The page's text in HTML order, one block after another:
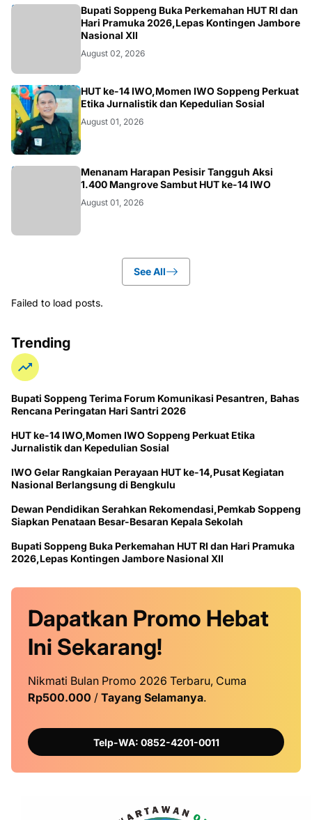
Bupati Soppeng Buka Perkemahan HUT RI dan
Hari Pramuka 2026,Lepas Kontingen Jambore
Nasional XII
August 02, 2026
NEWS
HUT ke-14 IWO,Momen IWO Soppeng Perkuat
Etika Jurnalistik dan Kepedulian Sosial
August 01, 2026
Menanam Harapan Pesisir Tangguh Aksi
1.400 Mangrove Sambut HUT ke-14 IWO
August 01, 2026
See All
Failed to load posts.
Trending
Bupati Soppeng Terima Forum Komunikasi Pesantren, Bahas
Rencana Peringatan Hari Santri 2026
HUT ke-14 IWO,Momen IWO Soppeng Perkuat Etika
Jurnalistik dan Kepedulian Sosial
IWO Gelar Rangkaian Perayaan HUT ke-14,Pusat Kegiatan
Nasional Berlangsung di Bengkulu
Dewan Pendidikan Serahkan Rekomendasi,Pemkab Soppeng
Siapkan Penataan Besar-Besaran Kepala Sekolah
Bupati Soppeng Buka Perkemahan HUT RI dan Hari Pramuka
2026,Lepas Kontingen Jambore Nasional XII
Dapatkan Promo Hebat
Ini Sekarang!
Nikmati Bulan Promo 2026 Terbaru, Cuma
Rp500.000 / Tayang Selamanya.
Telp-WA: 0852-4201-0011